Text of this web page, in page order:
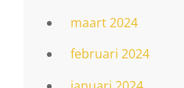
maart 2024
februari 2024